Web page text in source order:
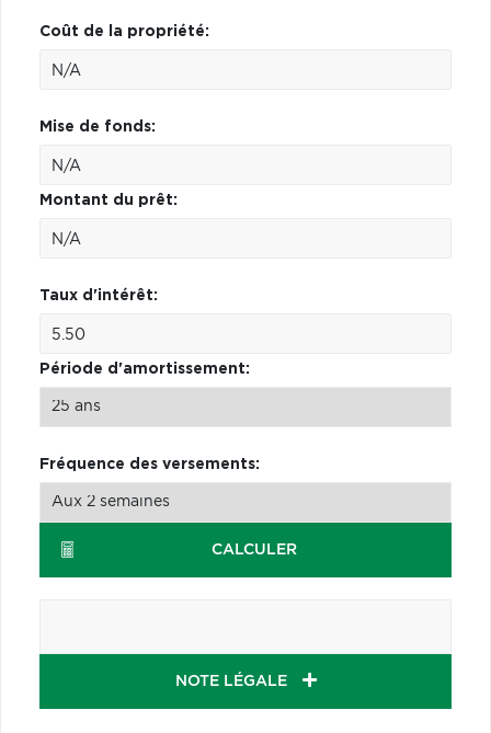
Coût de la propriété:
Mise de fonds:
Montant du prêt:
Taux d'intérêt:
Période d'amortissement:
Fréquence des versements:
CALCULER
NOTE LÉGALE